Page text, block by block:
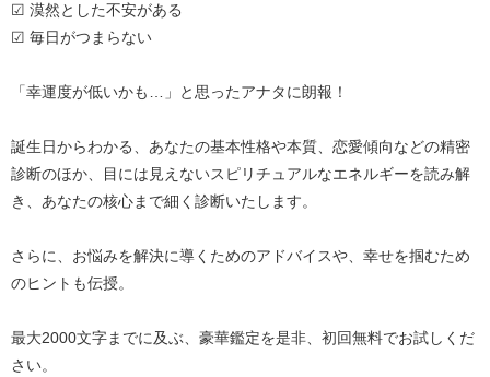
☑ 漠然とした不安がある
☑ 毎日がつまらない
「幸運度が低いかも…」と思ったアナタに朗報！
誕生日からわかる、あなたの基本性格や本質、恋愛傾向などの精密
診断のほか、目には見えないスピリチュアルなエネルギーを読み解
き、あなたの核心まで細く診断いたします。
さらに、お悩みを解決に導くためのアドバイスや、幸せを掴むため
のヒントも伝授。
最大2000文字までに及ぶ、豪華鑑定を是非、初回無料でお試しくだ
さい。